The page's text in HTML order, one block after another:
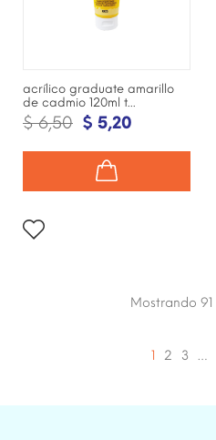
acrílico graduate amarillo
de cadmio 120ml t...
$ 6,50 $ 5,20
Mostrando 91
1 2 3 …